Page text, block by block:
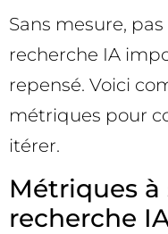
Sans mesure,
recherche IA
repensé. Voici
métriques pour
itérer.
Métriques
recherche